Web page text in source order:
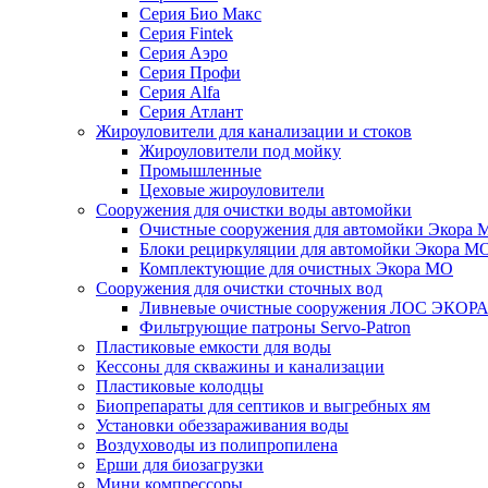
Серия Био Макс
Серия Fintek
Серия Аэро
Серия Профи
Серия Alfa
Серия Атлант
Жироуловители для канализации и стоков
Жироуловители под мойку
Промышленные
Цеховые жироуловители
Сооружения для очистки воды автомойки
Очистные сооружения для автомойки Экора
Блоки рециркуляции для автомойки Экора
Комплектующие для очистных Экора МО
Сооружения для очистки сточных вод
Ливневые очистные сооружения ЛОС ЭКОРА
Фильтрующие патроны Servo-Patron
Пластиковые емкости для воды
Кессоны для скважины и канализации
Пластиковые колодцы
Биопрепараты для септиков и выгребных ям
Установки обеззараживания воды
Воздуховоды из полипропилена
Ерши для биозагрузки
Мини компрессоры